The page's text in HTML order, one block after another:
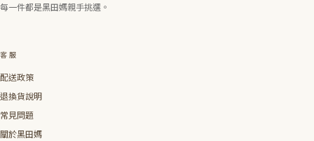
每一件都是黑田媽親手挑選。
客服
配送政策
退換貨說明
常見問題
關於黑田媽